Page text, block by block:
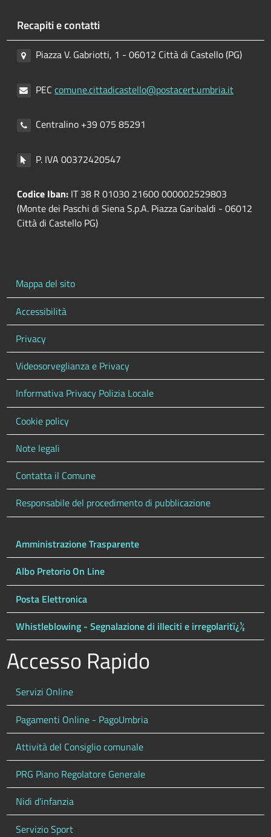
Recapiti e contatti
Piazza V. Gabriotti, 1 - 06012 Città di Castello (PG)
PECcomune.cittadicastello@postacert.umbria.it
Centralino +39 075 85291
P. IVA 00372420547
Codice Iban: IT 38 R 01030 21600 000002529803
(Monte dei Paschi di Siena S.p.A. Piazza Garibaldi - 06012
Città di Castello PG)
Mappa del sito
Accessibilità
Privacy
Videosorveglianza e Privacy
Informativa Privacy Polizia Locale
Cookie policy
Note legali
Contatta il Comune
Responsabile del procedimento di pubblicazione
Amministrazione Trasparente
Albo Pretorio On Line
Posta Elettronica
Whistleblowing - Segnalazione di illeciti e irregolaritï¿½
Accesso Rapido
Servizi Online
Pagamenti Online - PagoUmbria
Attività del Consiglio comunale
PRG Piano Regolatore Generale
Nidi d'infanzia
Servizio Sport